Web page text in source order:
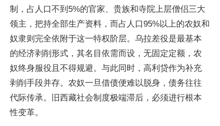
制，占人口不到5%的官家、贵族和寺院上层僧侣三大
领主，把持全部生产资料，而占人口95%以上的农奴和
奴隶则完全依附于这一特权阶层。乌拉差役是最基本
的经济剥削形式，其名目依需而设，无固定定额，农
奴终身服役且不得规避。与此同时，高利贷作为补充
剥削手段并存。农奴一旦借债便难以脱身，债务往往
代际传承。旧西藏社会制度极端滞后，必须进行根本
性变革。